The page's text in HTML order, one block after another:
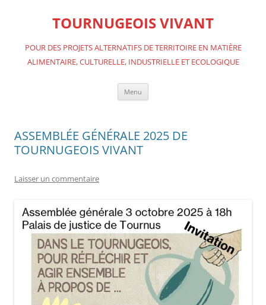
TOURNUGEOIS VIVANT
POUR DES PROJETS ALTERNATIFS DE TERRITOIRE EN MATIÈRE
ALIMENTAIRE, CULTURELLE, INDUSTRIELLE ET ECOLOGIQUE
Menu
ASSEMBLÉE GÉNÉRALE 2025 DE
TOURNUGEOIS VIVANT
Laisser un commentaire